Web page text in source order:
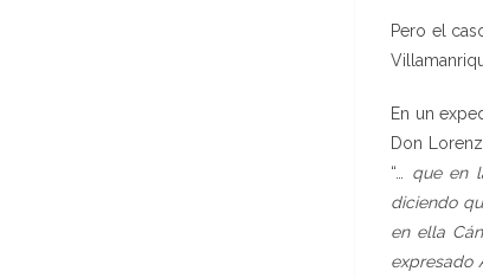
Pero el
En un
Don
“… que en
diciendo
en ella
expresado